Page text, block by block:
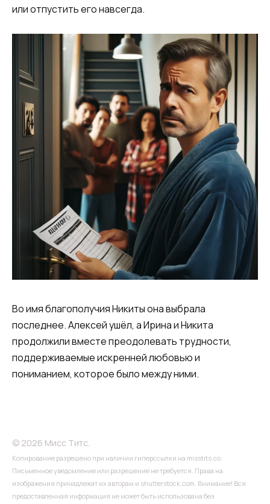
или отпустить его навсегда.
Во имя благополучия Никиты она выбрала
последнее. Алексей ушёл, а Ирина и Никита
продолжили вместе преодолевать трудности,
поддерживаемые искренней любовью и
пониманием, которое было между ними.
© 2026 Мисс Титс.
Копирование разрешено при наличии гиперссылки на misstits.co.
Письменное уведомление или разрешение не требуется. Права на
изображения принадлежат их авторам и shutterstock.com. Внимание! Вся
предоставленная информация не может быть использована без